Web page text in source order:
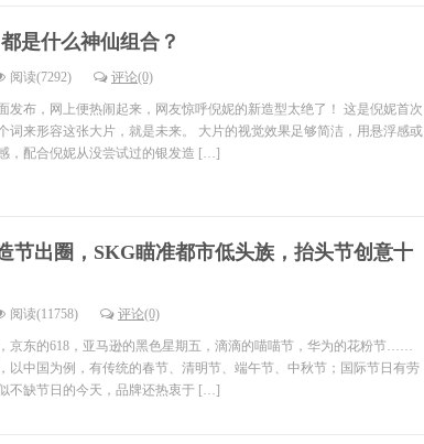
是什么神仙组合？
阅读(7292) 评论(0)
发布，网上便热闹起来，网友惊呼倪妮的新造型太绝了！ 这是倪妮首次
词来形容这张大片，就是未来。 大片的视觉效果足够简洁，用悬浮感或
，配合倪妮从没尝试过的银发造 […]
节出圈，SKG瞄准都市低头族，抬头节创意十
阅读(11758) 评论(0)
京东的618，亚马逊的黑色星期五，滴滴的喵喵节，华为的花粉节……
以中国为例，有传统的春节、清明节、端午节、中秋节；国际节日有劳
缺节日的今天，品牌还热衷于 […]